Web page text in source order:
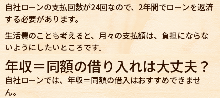
自社ローンの支払回数が24回なので、2年間でローンを返済
する必要があります。
生活費のことも考えると、月々の支払額は、負担にならな
いようにしたいところです。
年収＝同額の借り入れは大丈夫？
自社ローンでは、年収＝同額の借入はおすすめできませ
ん。